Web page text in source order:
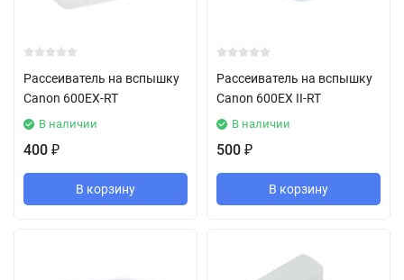
Рассеиватель на вспышку
Canon 600EX-RT
В наличии
400 ₽
В корзину
Рассеиватель на вспышку
Canon 600EX II-RT
В наличии
500 ₽
В корзину